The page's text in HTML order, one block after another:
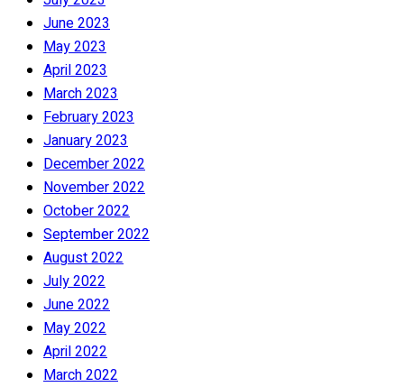
June 2023
May 2023
April 2023
March 2023
February 2023
January 2023
December 2022
November 2022
October 2022
September 2022
August 2022
July 2022
June 2022
May 2022
April 2022
March 2022